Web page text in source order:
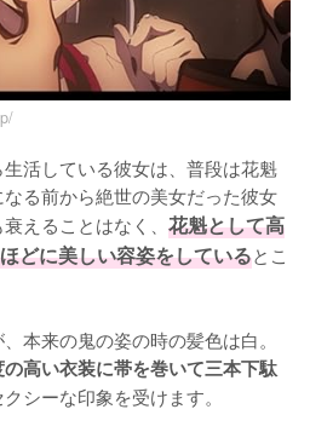
活している彼女は、普段は花魁
る前から絶世の美女だった彼女
えることはなく、 花魁として高
どに美しい容姿をしているとこ
本来の鬼の姿の時の髪色は白。
高い衣装に帯を巻いて三本下駄
シーな印象を受けます。